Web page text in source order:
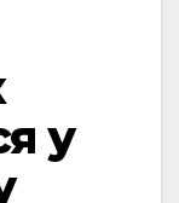
у